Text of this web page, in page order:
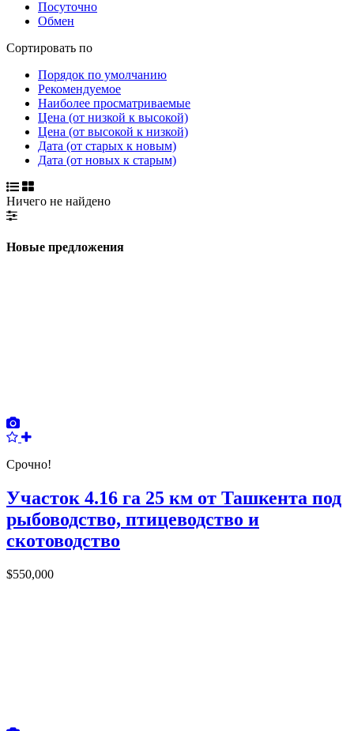
Посуточно
Обмен
Сортировать по
Порядок по умолчанию
Рекомендуемое
Наиболее просматриваемые
Цена (от низкой к высокой)
Цена (от высокой к низкой)
Дата (от старых к новым)
Дата (от новых к старым)
Ничего не найдено
Новые предложения
Срочно!
Участок 4.16 га 25 км от Ташкента под
рыбоводство, птицеводство и
скотоводство
$550,000